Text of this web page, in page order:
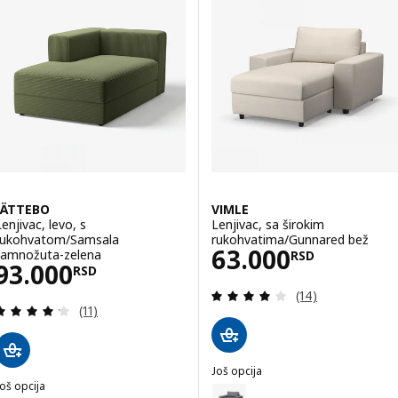
levo, s
Samsala
zelena
RSD
93000RSD
Pregled: 4.2 od 5 Zvezdice. Ukupno recenzija:
(11)
opcija
VIMLE
Lenjivac, sa širokim
rukohvatima/Gunnared bež
63.000RSD
Cena 63000RSD
Pregled: 3.9 od
(14)
Još opcija
Opcija: VIMLE, Lenjivac, sa